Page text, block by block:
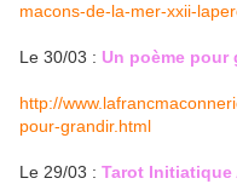
macons-de-la-mer-xxii-
Le 30/03 : Un poème pour
http://
pour-grandir.html
Le 29/03 : Tarot Initiatique